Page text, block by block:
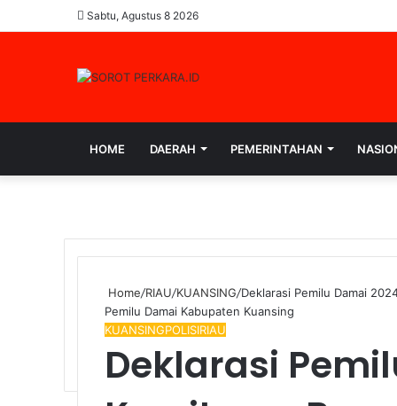
Sabtu, Agustus 8 2026
HOME DAERAH PEMERINTAHAN
Home/RIAU/KUANSING/Deklarasi Pemilu Damai
Pemilu Damai Kabupaten Kuansing
KUANSINGPOLISIRIAU
Deklarasi